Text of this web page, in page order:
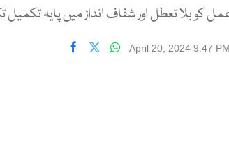
کو بلا تعطل اور شفاف انداز میں پایہ
April 20, 2024 9:47 PM